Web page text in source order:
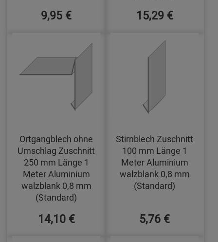
9,95 € 15,29 €
Ortgangblech ohne
Umschlag Zuschnitt
250 mm Länge 1
Meter Aluminium
walzblank 0,8 mm
(Standard)
14,10 €
Stirnblech Zuschnitt
100 mm Länge 1
Meter Aluminium
walzblank 0,8 mm
(Standard)
5,76 €